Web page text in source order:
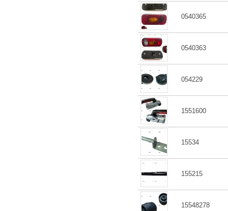
0540365
0540363
054229
1551600
15534
155215
15548278